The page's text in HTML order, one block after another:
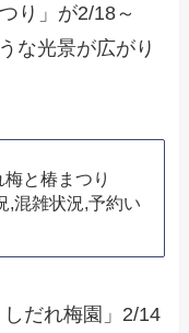
り」が2/18～
な光景が広がり
と椿まつり
,混雑状況,予約い
だれ梅園」2/14